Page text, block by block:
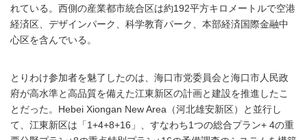
れている。西側の産業都市統合区は約192平方キロメートルで空港
経済区、デザインパーク、科学教育パーク、本部経済国際金融中
心区を含んでいる。
とりわけ参加者を魅了したのは、海口市党委員会と海口市人民政
府が高水準と高品質を備えた江東新区の計画と建設を推進したこ
とだった。Hebei Xiongan New Area（河北雄安新区）と並行し
て、江東新区は「1+4+8+16」、すなわち1つの総合プラン+ 4の重